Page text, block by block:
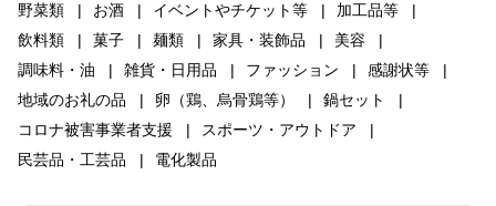
野菜類
お酒 イベントやチケット等
加工品等
飲料類
菓子 麺類 家具・装飾品
美容
調味料・油
雑貨・日用品 ファッション
感謝状等
地域のお礼の品
卵（鶏、烏骨鶏等）
鍋セット
コロナ被害事業者支援
スポーツ・アウトドア
民芸品・工芸品
電化製品